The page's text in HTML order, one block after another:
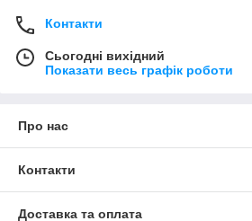
Контакти
Сьогодні вихідний
Показати весь графік роботи
Про нас
Контакти
Доставка та оплата